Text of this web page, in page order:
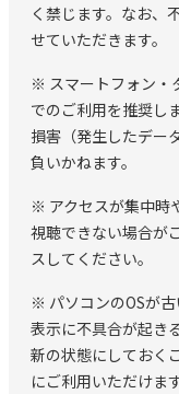
く禁じます。なお、
せていただきます。
※ スマートフォン・
でのご利用を推奨し
損害（発生したデー
負いかねます。
※ アクセスが集中時
視聴できない場合が
スしてください。
※ パソコンのOSが古
表示に不具合が起き
新の状態にしておく
にご利用いただけま